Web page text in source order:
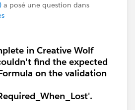
a posé une question dans
in Creative Wolf
find the expected
on the validation